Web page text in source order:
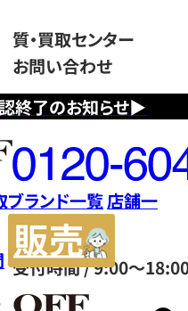
終了のお知らせ▶
質・買取センター
お問い合わせ
フ
リ
ー
ダ
イ
ヤ
ル
0120604117
受付時間 / 9:00～
ブランド一覧店舗一
サ